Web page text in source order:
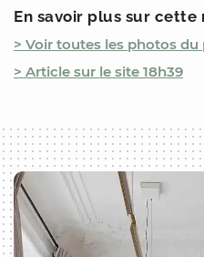
En savoir plus sur cette
> Voir toutes les photos du
> Article sur le site 18h39